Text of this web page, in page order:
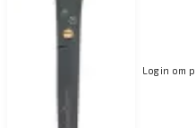
Login om